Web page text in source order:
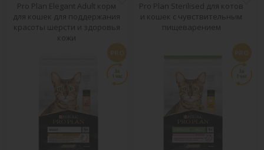
Pro Plan Elegant Adult корм
для кошек для поддержания
красоты шерсти и здоровья
кожи
Pro Plan Sterilised для котов
и кошек с чувствительным
пищеварением